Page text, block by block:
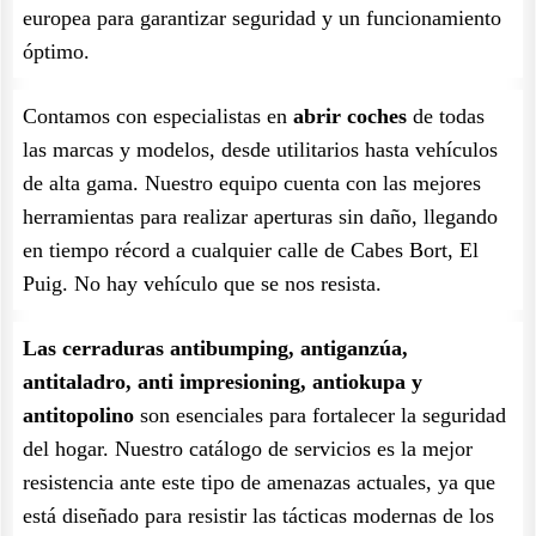
europea para garantizar seguridad y un funcionamiento
óptimo.
Contamos con especialistas en abrir coches de todas
las marcas y modelos, desde utilitarios hasta vehículos
de alta gama. Nuestro equipo cuenta con las mejores
herramientas para realizar aperturas sin daño, llegando
en tiempo récord a cualquier calle de Cabes Bort, El
Puig. No hay vehículo que se nos resista.
Las cerraduras antibumping, antiganzúa,
antitaladro, anti impresioning, antiokupa y
antitopolino son esenciales para fortalecer la seguridad
del hogar. Nuestro catálogo de servicios es la mejor
resistencia ante este tipo de amenazas actuales, ya que
está diseñado para resistir las tácticas modernas de los